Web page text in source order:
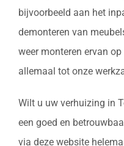
bijvoorbeeld aan het
demonteren van
weer monteren ervan
allemaal tot onze
Wilt u uw verhuizing in
een goed en
via deze website